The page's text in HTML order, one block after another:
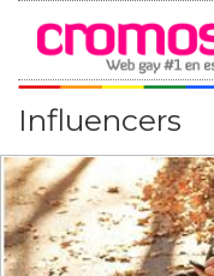
Influencers